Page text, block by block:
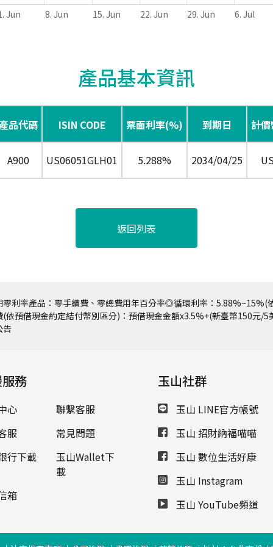
Jun 8. Jun 15. Jun 22. Jun 29. Jun 6. Jul
產品基本資訊
產品代碼 ISIN CODE 票面利率(%) 到期日 計
A900 US06051GLH01 5.288% 2034/04/25
返回列表
利率產品：零手續費、零總費用年百分率◎循環利率：
(依預借現金約定結付幣別區分)：預借現金金額x3.5%+(新臺幣150元
告
務
心
聯繫客服
服
常見問題
行下載
玉山Wallet下
載
箱
玉山社群
玉山 LINE官方帳號
玉山 招財納福喵喵
玉山 數位生活好康
玉山 Instagram
玉山 YouTube頻道